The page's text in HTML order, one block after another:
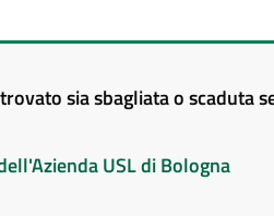
sia sbagliata o scaduta
USL di Bologna